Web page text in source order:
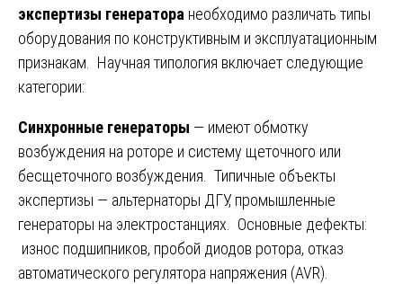
экспертизы генератора необходимо различать типы
оборудования по конструктивным и эксплуатационным
признакам. Научная типология включает следующие
категории:
Синхронные генераторы — имеют обмотку
возбуждения на роторе и систему щеточного или
бесщеточного возбуждения. Типичные объекты
экспертизы — альтернаторы ДГУ, промышленные
генераторы на электростанциях. Основные дефекты:
износ подшипников, пробой диодов ротора, отказ
автоматического регулятора напряжения (AVR).